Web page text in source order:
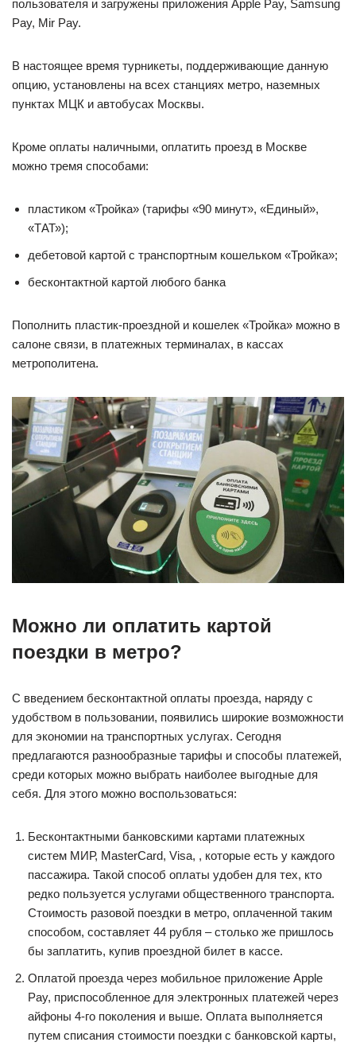
пользователя и загружены приложения Apple Pay, Samsung
Pay, Mir Pay.
В настоящее время турникеты, поддерживающие данную
опцию, установлены на всех станциях метро, наземных
пунктах МЦК и автобусах Москвы.
Кроме оплаты наличными, оплатить проезд в Москве
можно тремя способами:
пластиком «Тройка» (тарифы «90 минут», «Единый»,
«ТАТ»);
дебетовой картой с транспортным кошельком «Тройка»;
бесконтактной картой любого банка
Пополнить пластик-проездной и кошелек «Тройка» можно в
салоне связи, в платежных терминалах, в кассах
метрополитена.
Можно ли оплатить картой
поездки в метро?
С введением бесконтактной оплаты проезда, наряду с
удобством в пользовании, появились широкие возможности
для экономии на транспортных услугах. Сегодня
предлагаются разнообразные тарифы и способы платежей,
среди которых можно выбрать наиболее выгодные для
себя. Для этого можно воспользоваться:
Бесконтактными банковскими картами платежных
систем МИР, MasterCard, Visa, , которые есть у каждого
пассажира. Такой способ оплаты удобен для тех, кто
редко пользуется услугами общественного транспорта.
Стоимость разовой поездки в метро, оплаченной таким
способом, составляет 44 рубля – столько же пришлось
бы заплатить, купив проездной билет в кассе.
Оплатой проезда через мобильное приложение Apple
Pay, приспособленное для электронных платежей через
айфоны 4-го поколения и выше. Оплата выполняется
путем списания стоимости поездки с банковской карты,